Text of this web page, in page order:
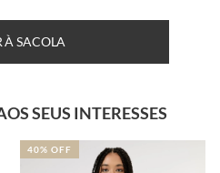
SACOLA
SEUS INTERESSES
40% OFF